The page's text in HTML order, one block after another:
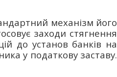
механізм його
заходи стягнення
до установ банків на
у податкову заставу.